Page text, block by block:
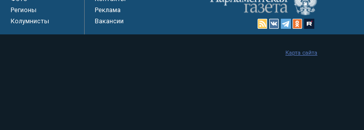
Регионы
Колумнисты
Реклама
Вакансии
Карта сайта